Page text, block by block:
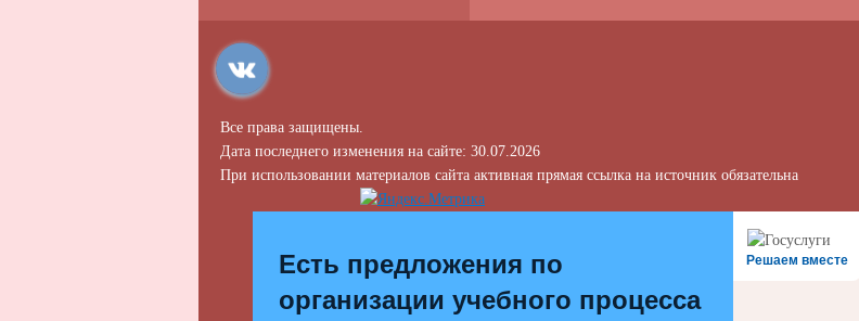
Все права защищены.
Дата последнего изменения на сайте: 30.07.2026
При использовании материалов сайта активная прямая ссылка на источник обязательна
Решаем вместе
Есть предложения по
организации учебного процесса